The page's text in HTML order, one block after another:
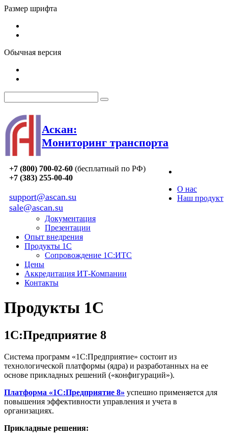
Размер шрифта
Обычная версия
Аскан:
Мониторинг транспорта
+7 (800) 700-02-60 (бесплатный по РФ)
+7 (383) 255-00-40
support@ascan.su
sale@ascan.su
О нас
Наш продукт
Документация
Презентации
Опыт внедрения
Продукты 1С
Сопровождение 1С:ИТС
Цены
Аккредитация ИТ-Компании
Контакты
Продукты 1С
1С:Предприятие 8
Система программ «1С:Предприятие» состоит из
технологической платформы (ядра) и разработанных на ее
основе прикладных решений («конфигураций»).
Платформа «1С:Предприятие 8» успешно применяется для
повышения эффективности управления и учета в
организациях.
Прикладные решения: